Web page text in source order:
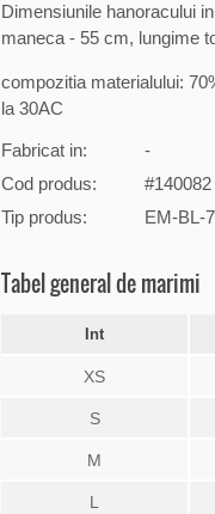
Dimensiunile hanoracului
maneca - 55 cm, lungime
compozitia materialului:
la 30AC
Fabricat in:
-
Cod produs:
#140082
Tip produs:
EM-BL-
Tabel general de marimi
Int
XS
S
M
L